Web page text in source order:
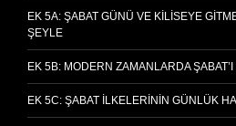
EK 5A: ŞABAT GÜNÜ VE KILISEYE
ŞEYLE
EK 5B: MODERN ZAMANLARDA
EK 5C: ŞABAT İLKELERININ GÜNLÜK